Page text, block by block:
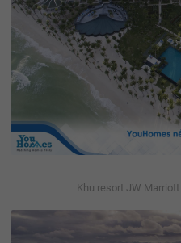
Khu resort JW